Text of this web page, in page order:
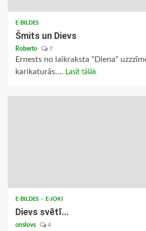
E-BILDES
Šmits un Dievs
Roberto 7
Ernests no laikraksta “Diena”
karikaturās.... Lasīt tālāk
E-BILDES E-JOKI
Dievs svētī…
onslovs 4